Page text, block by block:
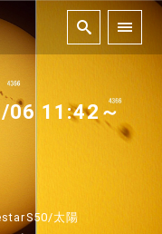
06 11:42～
/太陽